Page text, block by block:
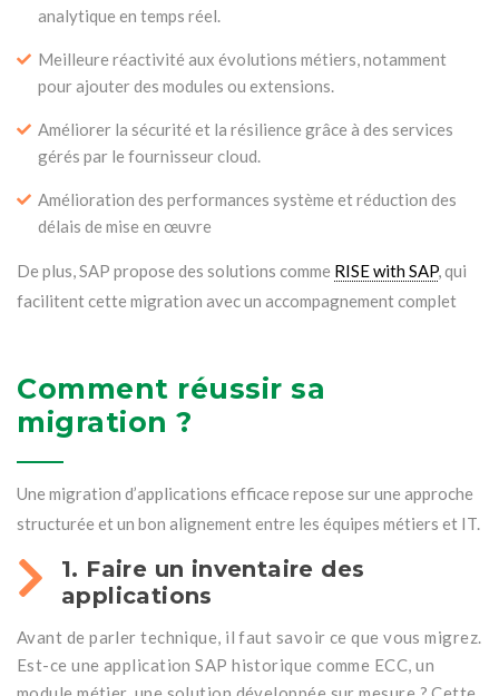
analytique en temps réel.
Meilleure réactivité aux évolutions métiers, notamment
pour ajouter des modules ou extensions.
Améliorer la sécurité et la résilience grâce à des services
gérés par le fournisseur cloud.
Amélioration des performances système et réduction des
délais de mise en œuvre
De plus, SAP propose des solutions comme RISE with SAP, qui
facilitent cette migration avec un accompagnement complet
Comment réussir sa
migration ?
Une migration d’applications efficace repose sur une approche
structurée et un bon alignement entre les équipes métiers et IT.
1. Faire un inventaire des
applications
Avant de parler technique, il faut savoir ce que vous migrez.
Est-ce une application SAP historique comme ECC, un